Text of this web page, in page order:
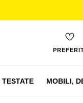
TESTATE MOBILI,